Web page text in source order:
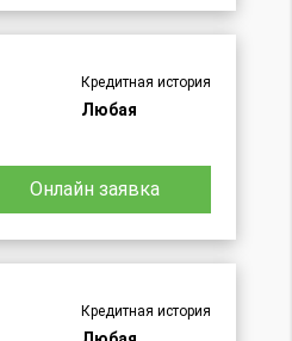
Кредитная история
Любая
Онлайн заявка
Кредитная история